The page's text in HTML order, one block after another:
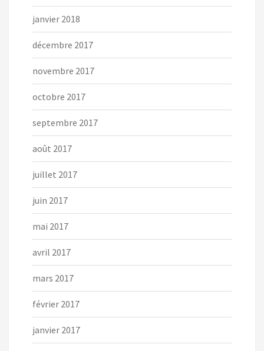
janvier 2018
décembre 2017
novembre 2017
octobre 2017
septembre 2017
août 2017
juillet 2017
juin 2017
mai 2017
avril 2017
mars 2017
février 2017
janvier 2017